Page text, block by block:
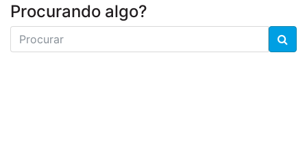
Procurando algo?